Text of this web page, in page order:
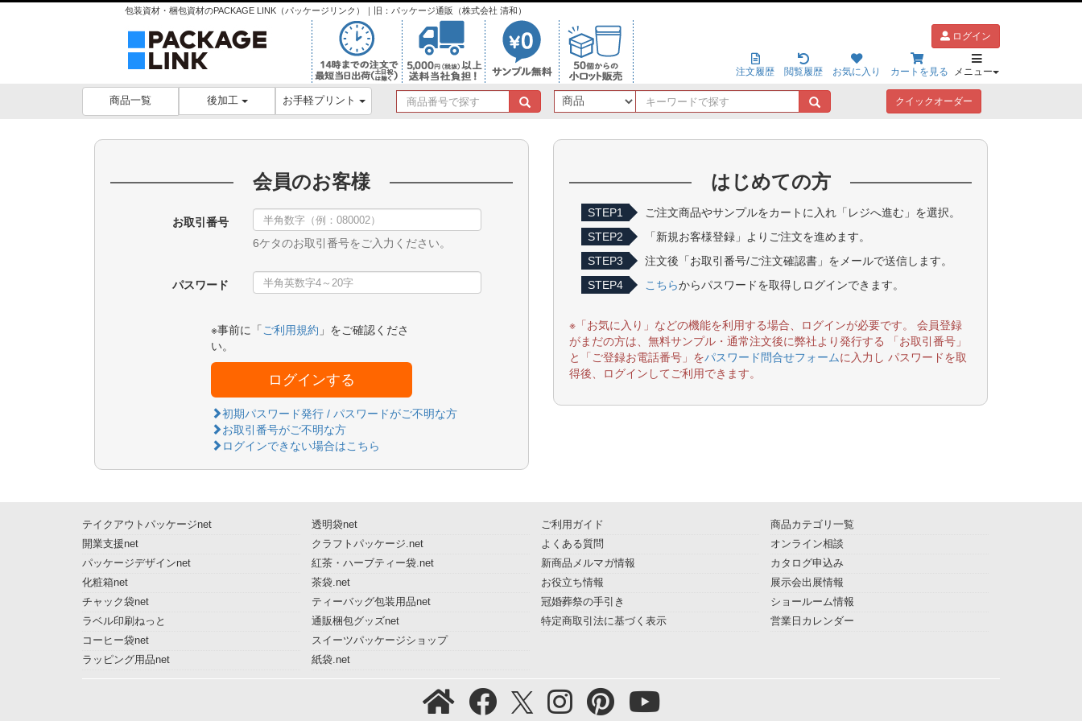
包装資材・梱包資材のPACKAGE LINK（パッケージリンク）｜旧：パッケージ通販（株式会社 清和）
ログイン
注文履歴 閲覧履歴 お気に入り カートを見る メニュー
商品一覧 後加工 お手軽プリント
商
品
キ
ー
で
探
す
クイックオーダー
会員のお客様
お取引番号
6ケタのお取引番号をご入力ください。
パスワード
※事前に「 ご利用規約 」をご確認くださ
い。
ログインする
初期パスワード発行 / パスワードがご不明な方
お取引番号がご不明な方
ログインできない場合はこちら
はじめての方
STEP1
ご注文商品やサンプルをカートに入れ「レジへ進む」を選択。
STEP2
「新規お客様登録」よりご注文を進めます。
STEP3
注文後「お取引番号/ご注文確認書」をメールで送信します。
STEP4
こちらからパスワードを取得しログインできます。
※「お気に入り」などの機能を利用する場合、ログインが必要です。 会員登録
がまだの方は、無料サンプル・通常注文後に弊社より発行する 「お取引番号」
と「ご登録お電話番号」をパスワード問合せフォームに入力し パスワードを取
得後、ログインしてご利用できます。
テイクアウトパッケージnet
開業支援net
パッケージデザインnet
化粧箱net
チャック袋net
ラベル印刷ねっと
コーヒー袋net
ラッピング用品net
透明袋net
クラフトパッケージ.net
紅茶・ハーブティー袋.net
茶袋.net
ティーバッグ包装用品net
通販梱包グッズnet
スイーツパッケージショップ
紙袋.net
ご利用ガイド
よくある質問
新商品メルマガ情報
お役立ち情報
冠婚葬祭の手引き
特定商取引法に基づく表示
商品カテゴリ一覧
オンライン相談
カタログ申込み
展示会出展情報
ショールーム情報
営業日カレンダー